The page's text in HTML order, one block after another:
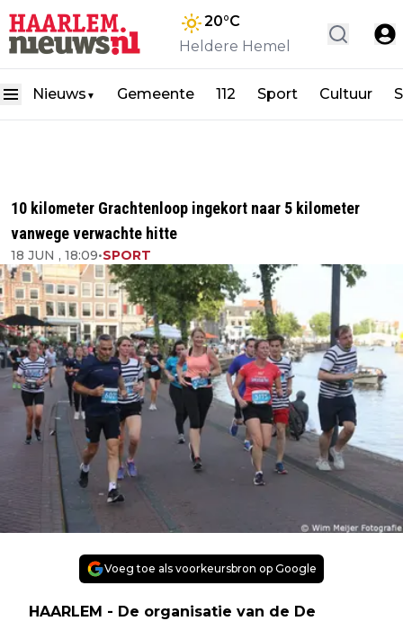
20°C
Heldere Hemel
Nieuws ▼ Gemeente 112 Sport Cultuur
10 kilometer Grachtenloop ingekort naar 5 kilometer
vanwege verwachte hitte
18 JUN , 18:09•SPORT
Voeg toe als voorkeursbron op Google
HAARLEM - De organisatie van de De